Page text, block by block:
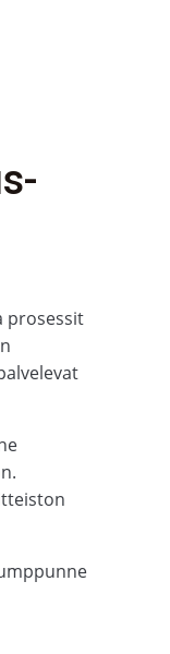
prosessit